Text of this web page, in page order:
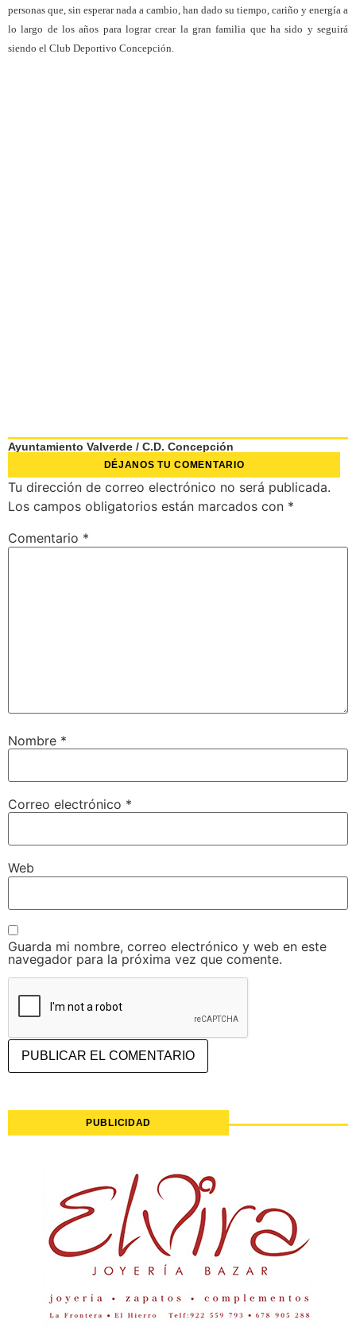
personas que, sin esperar nada a cambio, han dado su tiempo, cariño y energía a
lo largo de los años para lograr crear la gran familia que ha sido y seguirá
siendo el Club Deportivo Concepción.
Ayuntamiento Valverde / C.D. Concepción
DÉJANOS TU COMENTARIO
Tu dirección de correo electrónico no será publicada.
Los campos obligatorios están marcados con *
Comentario *
Nombre *
Correo electrónico *
Web
Guarda mi nombre, correo electrónico y web en este
navegador para la próxima vez que comente.
PUBLICIDAD